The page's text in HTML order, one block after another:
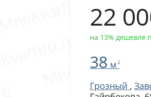
22
на 13% дешевле
38 м 2
Грозный ,